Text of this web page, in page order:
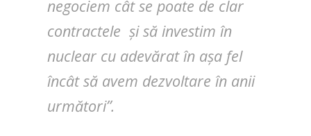
negociem cât se poate de clar
contractele și să investim în
nuclear cu adevărat în așa fel
încât să avem dezvoltare în anii
următori”.